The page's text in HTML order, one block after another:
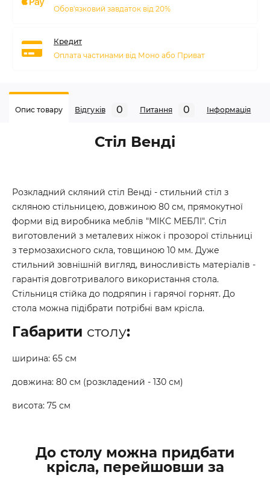
Обов'язковий завдаток від 20%
Кредит
Оплата частинами від Моно або Приват
Опис товару Відгуків 0 Питання 0 Iнформація
Стіл Венді
Розкладний скляний стіл Венді - стильний стіл з
скляною стільницею, довжиною 80 см, прямокутної
форми від виробника меблів "МІКС МЕБЛІ". Стіл
виготовлений з металевих ніжок і прозорої стільниці
з термозахисного скла, товщиною 10 мм. Дуже
стильний зовнішній вигляд, виносливість матеріалів -
гарантія довготривалого використання стола.
Стільниця стійка до подряпин і гарячої горнят. До
стола можна підібрати потрібні вам крісла.
Габарити столу:
ширина: 65 см
довжина: 80 см (розкладений - 130 см)
висота: 75 см
До столу можна придбати
крісла, перейшовши за